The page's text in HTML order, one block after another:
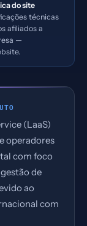
do site
técnicas
afiliados a
—
(LaaS)
operadores
com foco
de
ao
com